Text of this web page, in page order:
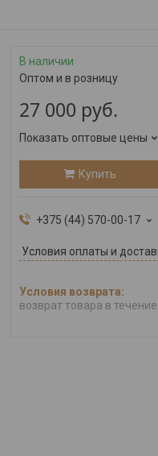
В наличии
Оптом и в розницу
27 000 руб.
Показать оптовые цены
Купить
+375 (44) 570-00-17
Условия оплаты и
возврат товара в